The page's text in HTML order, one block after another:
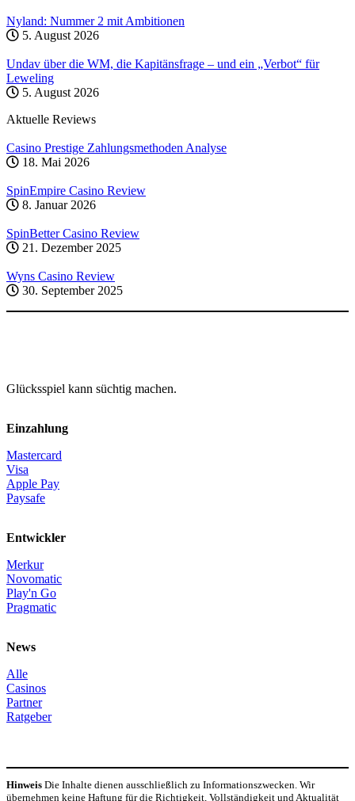
Nyland: Nummer 2 mit Ambitionen
5. August 2026
Undav über die WM, die Kapitänsfrage – und ein „Verbot“ für
Leweling
5. August 2026
Aktuelle Reviews
Casino Prestige Zahlungsmethoden Analyse
18. Mai 2026
SpinEmpire Casino Review
8. Januar 2026
SpinBetter Casino Review
21. Dezember 2025
Wyns Casino Review
30. September 2025
Glücksspiel kann süchtig machen.
Einzahlung
Mastercard
Visa
Apple Pay
Paysafe
Entwickler
Merkur
Novomatic
Play'n Go
Pragmatic
News
Alle
Casinos
Partner
Ratgeber
Hinweis Die Inhalte dienen ausschließlich zu Informationszwecken. Wir
übernehmen keine Haftung für die Richtigkeit, Vollständigkeit und Aktualität